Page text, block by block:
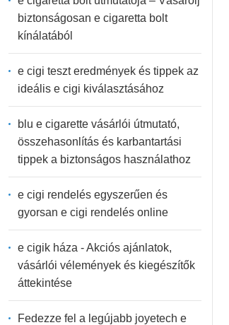
biztonságosan e cigaretta bolt
kínálatából
e cigi teszt eredmények és tippek az
ideális e cigi kiválasztásához
blu e cigarette vásárlói útmutató,
összehasonlítás és karbantartási
tippek a biztonságos használathoz
e cigi rendelés egyszerűen és
gyorsan e cigi rendelés online
e cigik háza - Akciós ajánlatok,
vásárlói vélemények és kiegészítők
áttekintése
Fedezze fel a legújabb joyetech e